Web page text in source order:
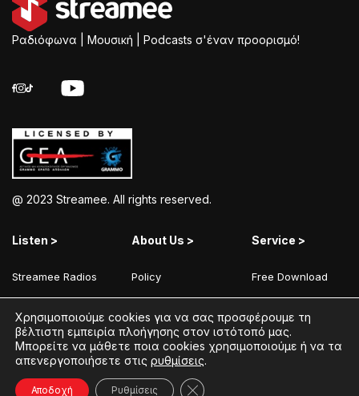
Ραδιόφωνα | Μουσική | Podcasts σ'έναν προορισμό!
@ 2023 Streamee. All rights reserved.
Listen >
Streamee Radios
Moods
Radios
Podcasts
About Us >
Policy
Terms of Use
Coins Explained
Streamee News
Service >
Free Download
Add Your Station
Contact
Χρησιμοποιούμε cookies για να σας προσφέρουμε τη
βέλτιστη εμπειρία πλοήγησης στον ιστότοπό μας.
Μπορείτε να μάθετε ποια cookies χρησιμοποιούμε ή να τα
απενεργοποιήσετε στις ρυθμίσεις.
Αποδοχή Ρυθμίσεις Κλείσιμο του Cookie banner